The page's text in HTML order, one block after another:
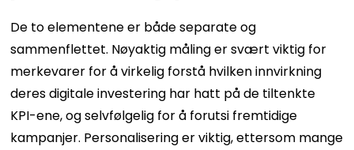
De to elementene er både separate og
sammenflettet. Nøyaktig måling er svært viktig for
merkevarer for å virkelig forstå hvilken innvirkning
deres digitale investering har hatt på de tiltenkte
KPI-ene, og selvfølgelig for å forutsi fremtidige
kampanjer. Personalisering er viktig, ettersom mange